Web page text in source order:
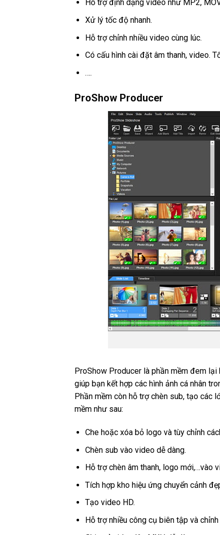
Hỗ trợ định dạng video như MP2,
Xử lý tốc độ nhanh.
Hỗ trợ chỉnh nhiều video cùng lúc.
Có cấu hình cài đặt âm thanh, video.
….
ProShow Producer
ProShow Producer là phần mềm đem
giúp bạn kết hợp các hình ảnh cá nhân
Phần mềm còn hỗ trợ chèn sub, tạo các
mềm như sau:
Che hoặc xóa bỏ logo và tùy chỉnh
Chèn sub vào video dễ dàng.
Hỗ trợ chèn âm thanh, logo mới,…vào
Tích hợp kho hiệu ứng chuyển cảnh
Tạo video HD.
Hỗ trợ nhiều công cụ biên tập và